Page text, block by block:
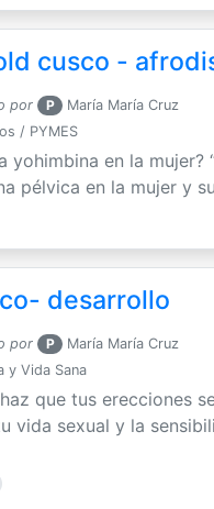
cusco -
por P María María Cruz
/ PYMES
yohimbina en la mujer?
pélvica en la mujer y
desarrollo
por P María María Cruz
y Vida Sana
que tus erecciones
vida sexual y la